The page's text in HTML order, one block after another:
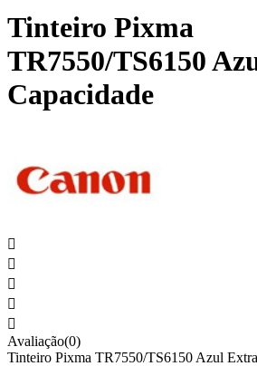
Tinteiro Pixma
TR7550/TS6150
Capacidade





Avaliação(0)
Tinteiro Pixma TR7550/TS6150 Azul